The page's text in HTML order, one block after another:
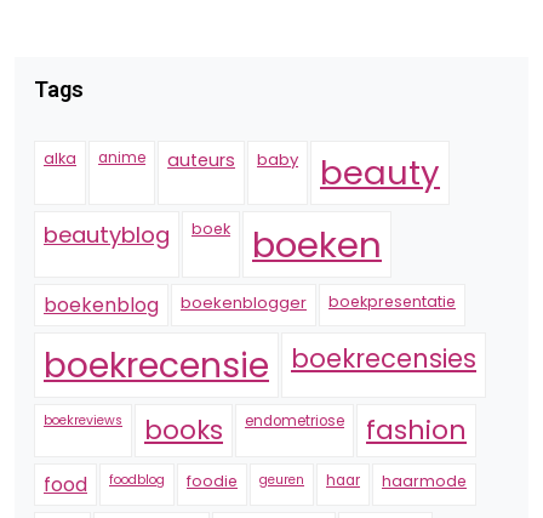
Tags
alka anime auteurs baby beauty
beautyblog boek boeken
boekenblog boekenblogger boekpresentatie
boekrecensie boekrecensies
boekreviews books endometriose fashion
food foodblog foodie geuren haar haarmode